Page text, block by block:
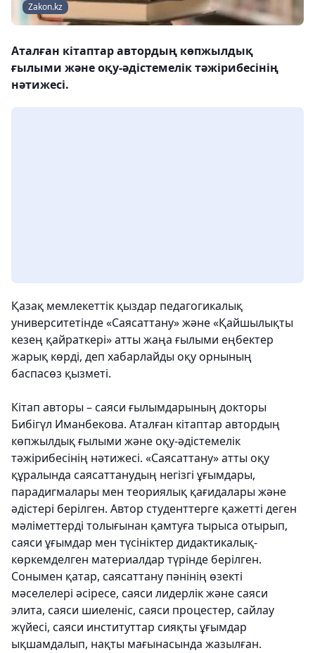
Zakon.kz
Аталған кітаптар автордың көпжылдық
ғылыми және оқу-әдістемелік тәжірибесінің
нәтижесі.
Қазақ мемлекеттік қыздар педагогикалық
университетінде «Саясаттану» және «Қайшылықты
кезең қайраткері» атты жаңа ғылыми еңбектер
жарық көрді, деп хабарлайды оқу орнының
баспасөз қызметі.
Кітап авторы – саяси ғылымдарының докторы
Бибігүл Иманбекова. Аталған кітаптар автордың
көпжылдық ғылыми және оқу-әдістемелік
тәжірибесінің нәтижесі. «Саясаттану» атты оқу
құралында саясаттанудың негізгі ұғымдары,
парадигмалары мен теориялық қағидалары және
әдістері берілген. Автор студенттерге қажетті деген
мәліметтерді толығынан қамтуға тырыса отырып,
саяси ұғымдар мен түсініктер дидактикалық-
көркемделген материалдар түрінде берілген.
Сонымен қатар, саясаттану пәнінің өзекті
мәселелері әсіресе, саяси лидерлік және саяси
элита, саяси шиеленіс, саяси процестер, сайлау
жүйесі, саяси институттар сияқты ұғымдар
ықшамдалып, нақты мағынасында жазылған.